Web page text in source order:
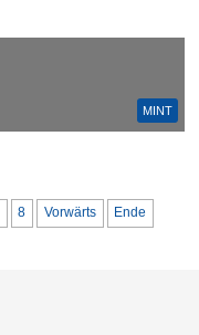
MINT
8 Vorwärts Ende